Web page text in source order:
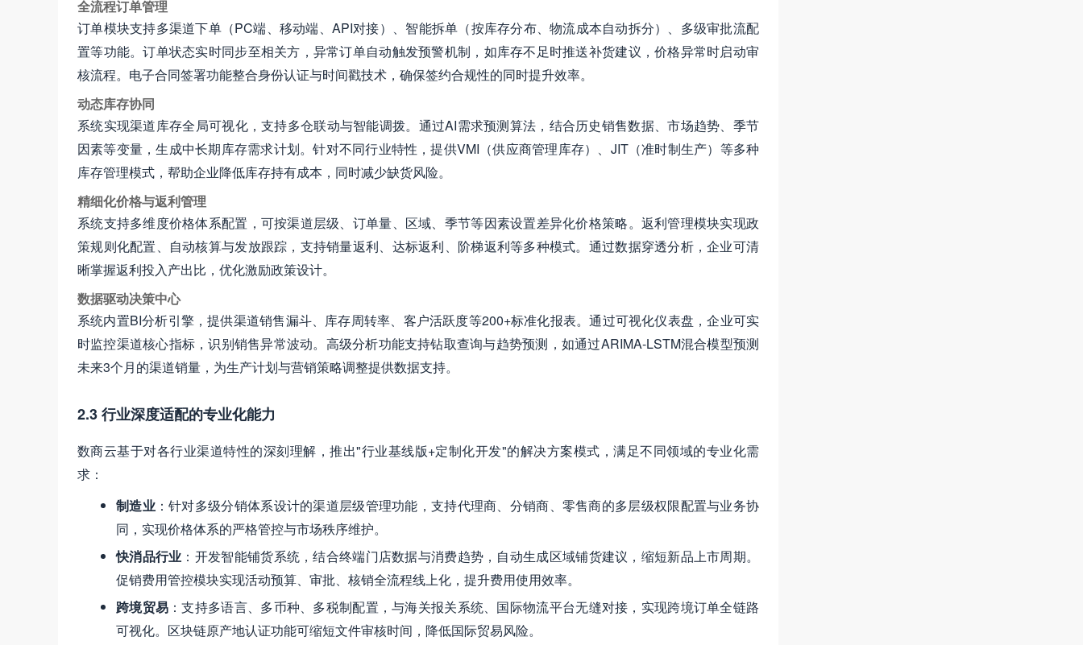
全流程订单管理
订单模块支持多渠道下单（PC端、移动端、API对接）、智能拆单（按库存分布、物流成本自动拆分）、多级审批流配
置等功能。订单状态实时同步至相关方，异常订单自动触发预警机制，如库存不足时推送补货建议，价格异常时启动审
核流程。电子合同签署功能整合身份认证与时间戳技术，确保签约合规性的同时提升效率。
动态库存协同
系统实现渠道库存全局可视化，支持多仓联动与智能调拨。通过AI需求预测算法，结合历史销售数据、市场趋势、季节
因素等变量，生成中长期库存需求计划。针对不同行业特性，提供VMI（供应商管理库存）、JIT（准时制生产）等多种
库存管理模式，帮助企业降低库存持有成本，同时减少缺货风险。
精细化价格与返利管理
系统支持多维度价格体系配置，可按渠道层级、订单量、区域、季节等因素设置差异化价格策略。返利管理模块实现政
策规则化配置、自动核算与发放跟踪，支持销量返利、达标返利、阶梯返利等多种模式。通过数据穿透分析，企业可清
晰掌握返利投入产出比，优化激励政策设计。
数据驱动决策中心
系统内置BI分析引擎，提供渠道销售漏斗、库存周转率、客户活跃度等200+标准化报表。通过可视化仪表盘，企业可实
时监控渠道核心指标，识别销售异常波动。高级分析功能支持钻取查询与趋势预测，如通过ARIMA-LSTM混合模型预测
未来3个月的渠道销量，为生产计划与营销策略调整提供数据支持。
2.3 行业深度适配的专业化能力
数商云基于对各行业渠道特性的深刻理解，推出"行业基线版+定制化开发"的解决方案模式，满足不同领域的专业化需
求：
制造业：针对多级分销体系设计的渠道层级管理功能，支持代理商、分销商、零售商的多层级权限配置与业务协
同，实现价格体系的严格管控与市场秩序维护。
快消品行业 ：开发智能铺货系统，结合终端门店数据与消费趋势，自动生成区域铺货建议，缩短新品上市周期。
促销费用管控模块实现活动预算、审批、核销全流程线上化，提升费用使用效率。
跨境贸易 ：支持多语言、多币种、多税制配置，与海关报关系统、国际物流平台无缝对接，实现跨境订单全链路
可视化。区块链原产地认证功能可缩短文件审核时间，降低国际贸易风险。